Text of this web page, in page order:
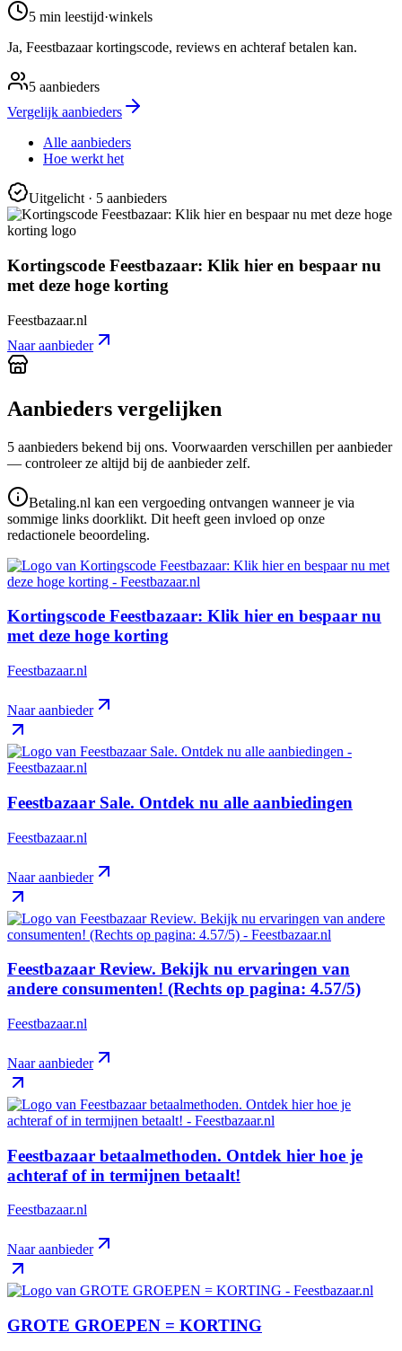
5 min leestijd·winkels
Ja, Feestbazaar kortingscode, reviews en achteraf betalen kan.
5 aanbieders
Vergelijk aanbieders
Alle aanbieders
Hoe werkt het
Uitgelicht· 5 aanbieders
Kortingscode Feestbazaar: Klik hier en bespaar nu
met deze hoge korting
Feestbazaar.nl
Naar aanbieder
Aanbieders vergelijken
5 aanbieders bekend bij ons. Voorwaarden verschillen per aanbieder
— controleer ze altijd bij de aanbieder zelf.
Betaling.nl kan een vergoeding ontvangen wanneer je via
sommige links doorklikt. Dit heeft geen invloed op onze
redactionele beoordeling.
Kortingscode Feestbazaar: Klik hier en bespaar nu
met deze hoge korting
Feestbazaar.nl
Naar aanbieder
Feestbazaar Sale. Ontdek nu alle aanbiedingen
Feestbazaar.nl
Naar aanbieder
Feestbazaar Review. Bekijk nu ervaringen van
andere consumenten! (Rechts op pagina: 4.57/5)
Feestbazaar.nl
Naar aanbieder
Feestbazaar betaalmethoden. Ontdek hier hoe je
achteraf of in termijnen betaalt!
Feestbazaar.nl
Naar aanbieder
GROTE GROEPEN = KORTING